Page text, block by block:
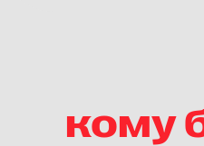
кому